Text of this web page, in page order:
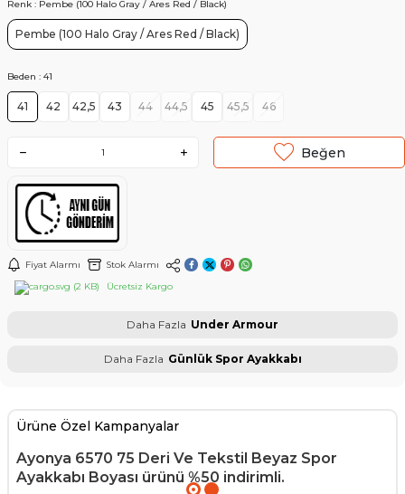
Renk : Pembe (100 Halo Gray / Ares Red / Black)
Pembe (100 Halo Gray / Ares Red / Black)
Beden : 41
41 42 42,5 43 44 44,5 45 45,5 46
Beğen
Fiyat Alarmı
Stok Alarmı
Ücretsiz Kargo
Daha Fazla Under Armour
Daha Fazla Günlük Spor Ayakkabı
Ürüne Özel Kampanyalar
Ayonya 6570 75 Deri Ve Tekstil Beyaz Spor
Ayakkabı Boyası ürünü %50 indirimli.